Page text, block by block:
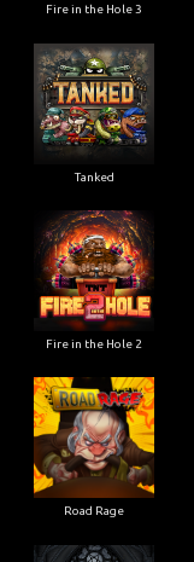
Fire in the Hole 3
Tanked
Fire in the Hole 2
Road Rage